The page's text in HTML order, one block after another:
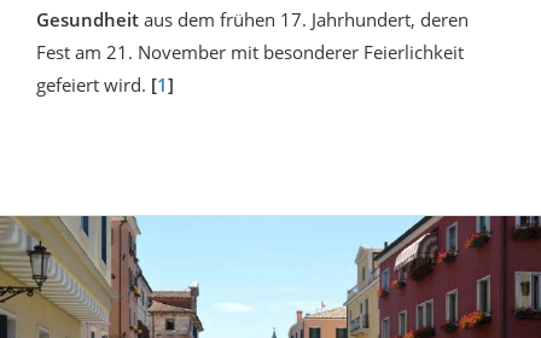
Gesundheit aus dem frühen 17. Jahrhundert, deren
Fest am 21. November mit besonderer Feierlichkeit
gefeiert wird. [1]